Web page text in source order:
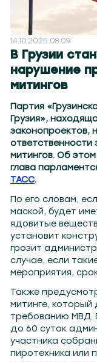
14.10.2025 08:09
В Грузии
нарушение
митингов
Партия
Грузия»,
законопроектов,
митингов. Об
глава
ТАСС.
По его словам,
маской, будет
ядовитые
установит
грозит
случае, если
мероприятия,
Также
митинге,
требованию МВД.
до 60 суток
участника
пиротехника или